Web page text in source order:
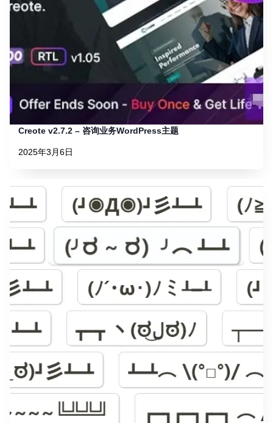
Creote v2.7.2 – 咨询业务WordPress主题
2025年3月6日